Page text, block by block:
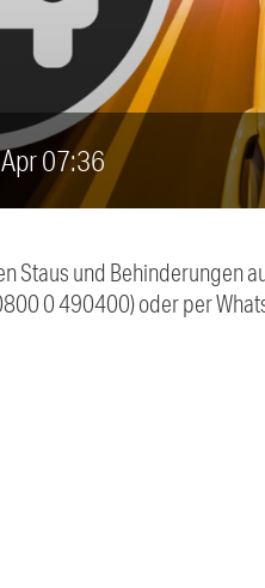
07:36
Staus und Behinderungen
0 490400) oder per